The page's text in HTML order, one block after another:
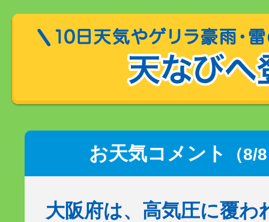
お天気コメント （8/
大阪府は、高気圧に覆わ